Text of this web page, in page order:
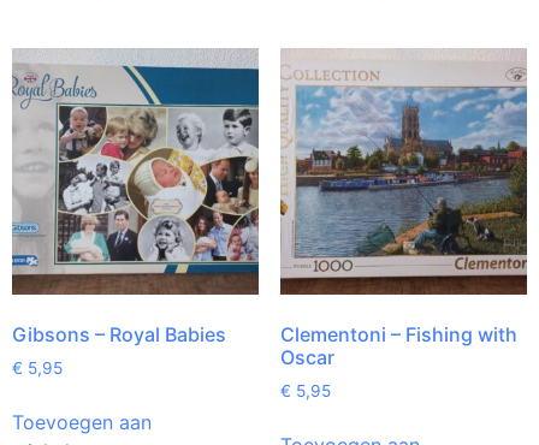
Gibsons – Royal Babies
€ 5,95
Toevoegen aan
Clementoni – Fishing with
Oscar
€ 5,95